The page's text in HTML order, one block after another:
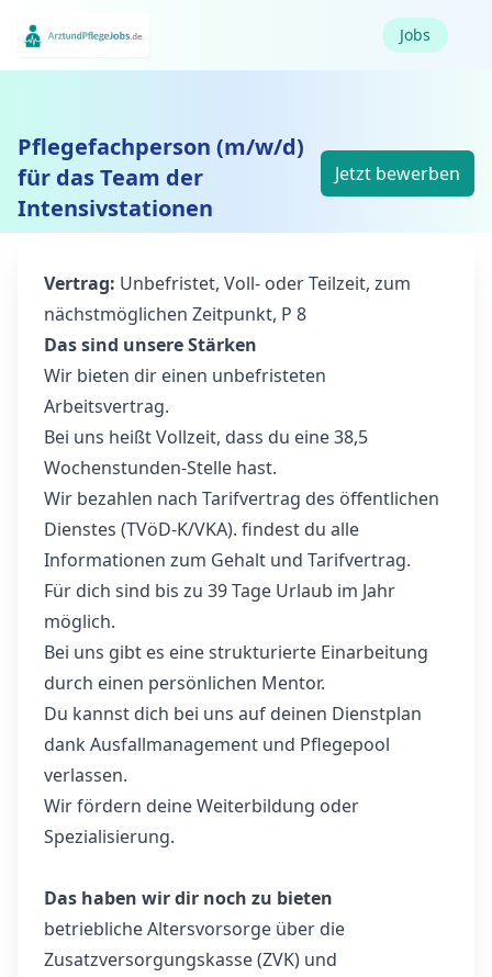
Jobs
Pflegefachperson (m/w/d)
für das Team der
Intensivstationen
Jetzt bewerben
Vertrag: Unbefristet, Voll- oder Teilzeit, zum
nächstmöglichen Zeitpunkt, P 8
Das sind unsere Stärken
Wir bieten dir einen unbefristeten
Arbeitsvertrag.
Bei uns heißt Vollzeit, dass du eine 38,5
Wochenstunden-Stelle hast.
Wir bezahlen nach Tarifvertrag des öffentlichen
Dienstes (TVöD-K/VKA). findest du alle
Informationen zum Gehalt und Tarifvertrag.
Für dich sind bis zu 39 Tage Urlaub im Jahr
möglich.
Bei uns gibt es eine strukturierte Einarbeitung
durch einen persönlichen Mentor.
Du kannst dich bei uns auf deinen Dienstplan
dank Ausfallmanagement und Pflegepool
verlassen.
Wir fördern deine Weiterbildung oder
Spezialisierung.
Das haben wir dir noch zu bieten
betriebliche Altersvorsorge über die
Zusatzversorgungskasse (ZVK) und